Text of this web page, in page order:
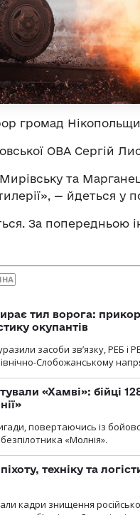
громад
ОВА Сергій
та
— йдеться у
За попередньою
тил ворога:
окупантів
засоби зв’язку, РЕБ і
Слобожанському
«Хамві»: бійці
повертаючись із
«Молнія».
техніку та
кадри знищення